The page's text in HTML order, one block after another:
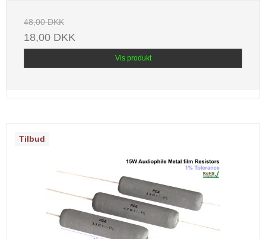
48,00 DKK
18,00 DKK
Vis produkt
Tilbud